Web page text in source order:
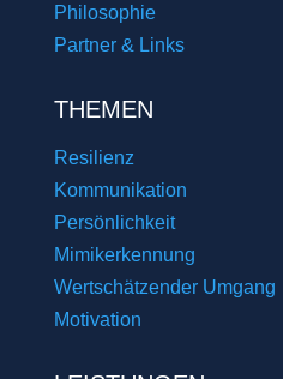
Philosophie
Partner & Links
THEMEN
Resilienz
Kommunikation
Persönlichkeit
Mimikerkennung
Wertschätzender Umgang
Motivation